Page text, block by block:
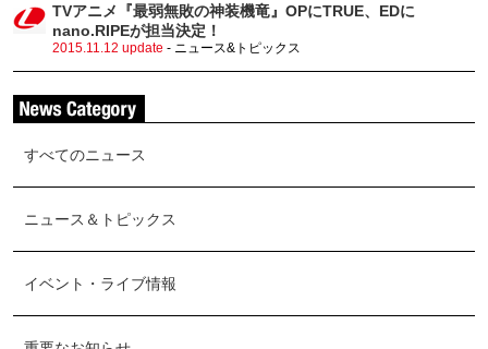
TVアニメ『最弱無敗の神装機竜』OPにTRUE、EDに
nano.RIPEが担当決定！
2015.11.12 update - ニュース&トピックス
すべてのニュース
ニュース＆トピックス
イベント・ライブ情報